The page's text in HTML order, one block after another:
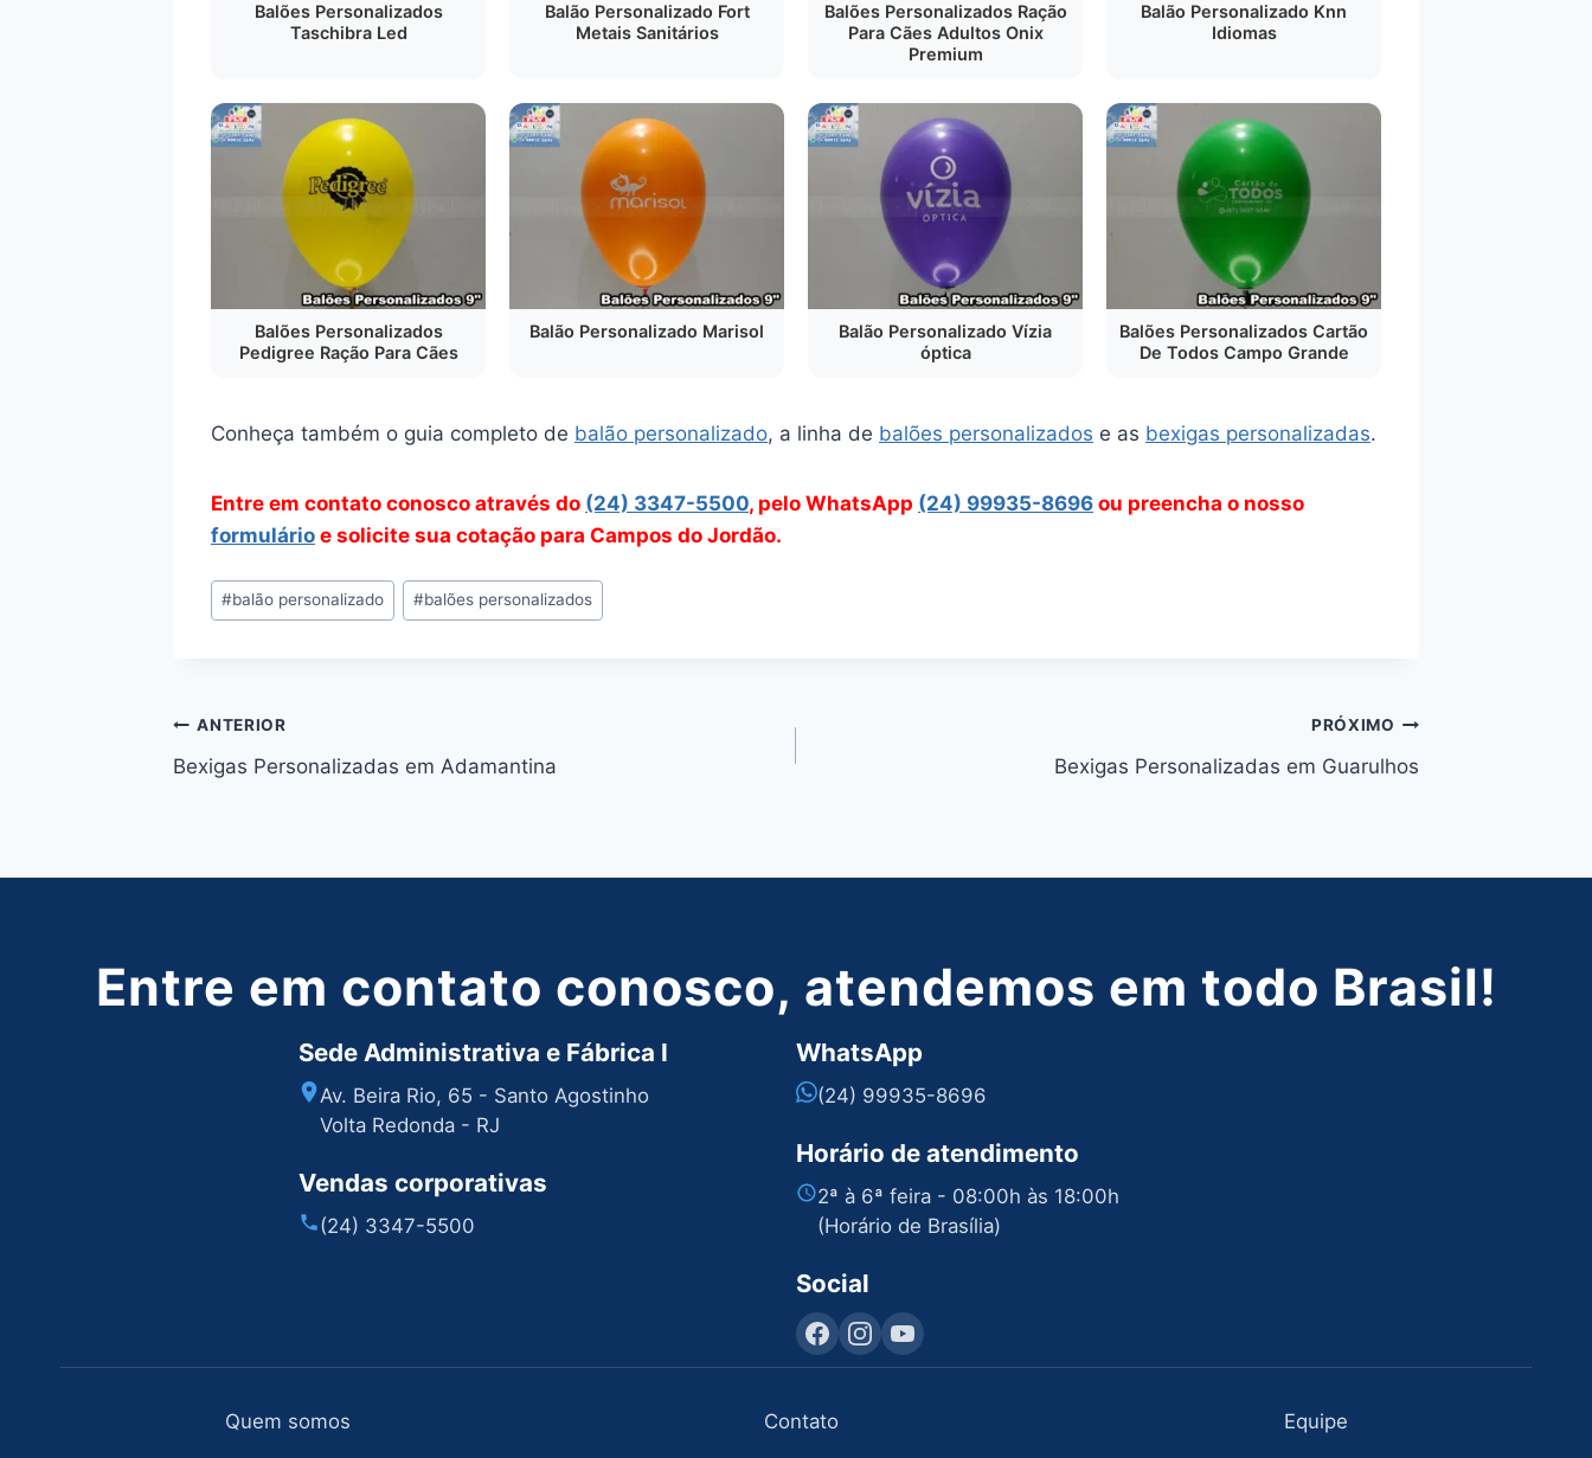
Balões Personalizados
Taschibra Led
Balão Personalizado Fort
Metais Sanitários
Balões Personalizados Ração
Para Cães Adultos Onix
Premium
Balão Personalizado Knn
Idiomas
Balões Personalizados
Pedigree Ração Para Cães
Balão Personalizado Marisol
Balão Personalizado Vízia
óptica
Balões Personalizados Cartão
De Todos Campo Grande
Conheça também o guia completo de balão personalizado, a linha de balões personalizados e as bexigas personalizadas.
Entre em contato conosco através do (24) 3347-5500, pelo WhatsApp (24) 99935-8696 ou preencha o nosso
formulário e solicite sua cotação para Campos do Jordão.
Tags
do
#balão personalizado #balões personalizados
Navegação
de
ANTERIOR
Bexigas Personalizadas em Adamantina
PRÓXIMO
Bexigas Personalizadas em Guarulhos
Entre em contato conosco, atendemos em todo Brasil!
Sede Administrativa e Fábrica I
Av. Beira Rio, 65 - Santo Agostinho
Volta Redonda - RJ
Vendas corporativas
(24) 3347-5500
WhatsApp
(24) 99935-8696
Horário de atendimento
2ª à 6ª feira - 08:00h às 18:00h
(Horário de Brasília)
Social
Quem somos
Contato
Equipe